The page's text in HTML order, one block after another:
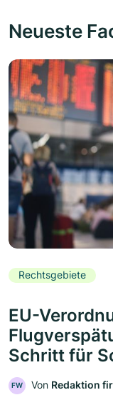
Neueste
Rechtsgebiete
EU-
Schritt für
FW Von Redaktion